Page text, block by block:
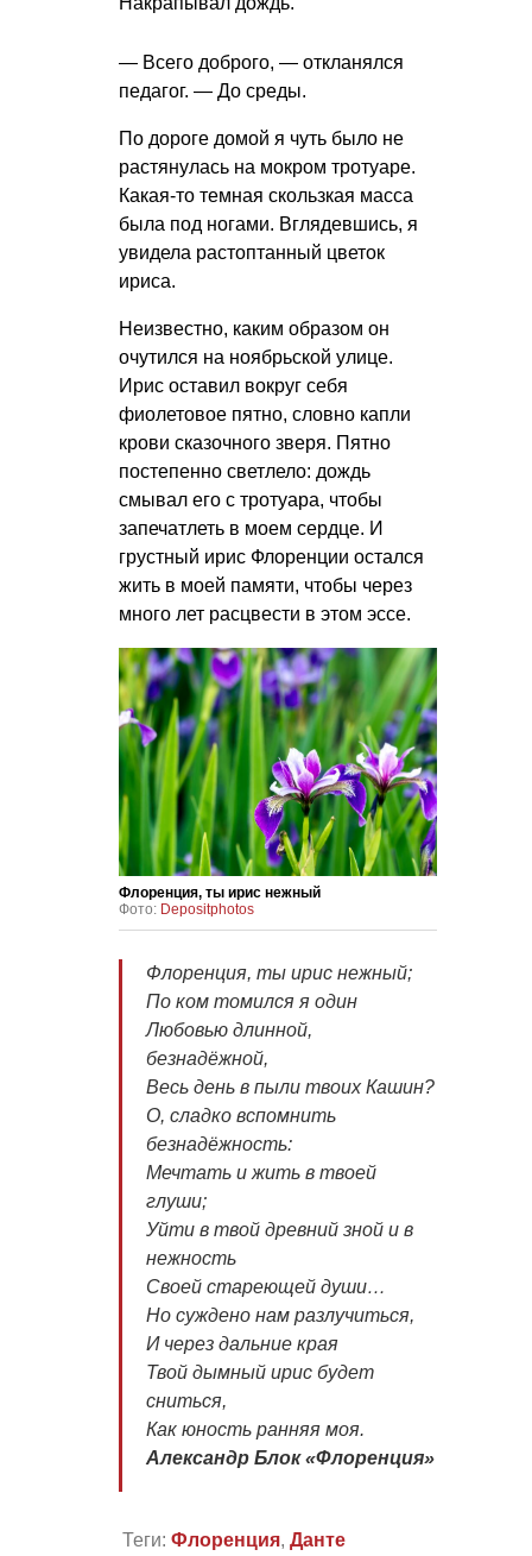
— Всего доброго, — откланялся
педагог. — До среды.
По дороге домой я чуть было не
растянулась на мокром тротуаре.
Какая-то темная скользкая масса
была под ногами. Вглядевшись, я
увидела растоптанный цветок
ириса.
Неизвестно, каким образом он
очутился на ноябрьской улице.
Ирис оставил вокруг себя
фиолетовое пятно, словно капли
крови сказочного зверя. Пятно
постепенно светлело: дождь
смывал его с тротуара, чтобы
запечатлеть в моем сердце. И
грустный ирис Флоренции остался
жить в моей памяти, чтобы через
много лет расцвести в этом эссе.
Флоренция, ты ирис нежный
Фото: Depositphotos
Флоренция, ты ирис нежный;
По ком томился я один
Любовью длинной,
безнадёжной,
Весь день в пыли твоих Кашин?
О, сладко вспомнить
безнадёжность:
Мечтать и жить в твоей
глуши;
Уйти в твой древний зной и в
нежность
Своей стареющей души…
Но суждено нам разлучиться,
И через дальние края
Твой дымный ирис будет
сниться,
Как юность ранняя моя.
Александр Блок «Флоренция»
Теги: Флоренция, Данте